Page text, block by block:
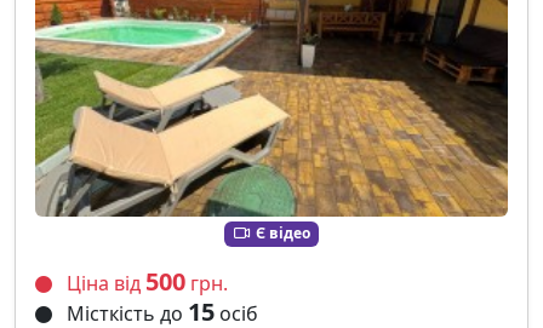
Є відео
Ціна від 500 грн.
Місткість до 15 осіб